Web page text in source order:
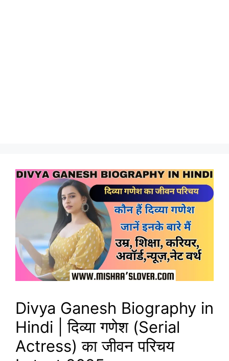
Divya Ganesh Biography in
Hindi | दिव्या गणेश (Serial
Actress) का जीवन परिचय